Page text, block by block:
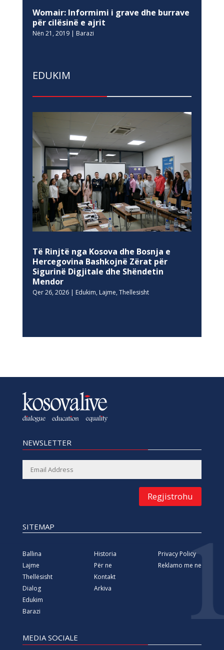
Womair: Informimi i grave dhe burrave
për cilësinë e ajrit
Nën 21, 2019| Barazi
EDUKIM
Të Rinjtë nga Kosova dhe Bosnja e
Hercegovina Bashkojnë Zërat për
Sigurinë Digjitale dhe Shëndetin
Mendor
Qer 26, 2026| Edukim, Lajme, Thellesisht
NEWSLETTER
Regjistrohu
SITEMAP
Ballina
Lajme
Thellësisht
Dialog
Edukim
Barazi
Historia
Për ne
Kontakt
Arkiva
Privacy Policy
Reklamo me ne
MEDIA SOCIALE